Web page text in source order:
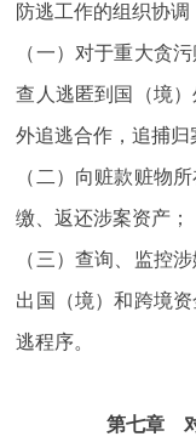
防逃工作的组织协调
（一）对于重大贪
查人逃匿到国（境
外追逃合作，追捕归
（二）向赃款赃物
缴、返还涉案资产；
（三）查询、监控
出国（境）和跨境
逃程序。
第七章